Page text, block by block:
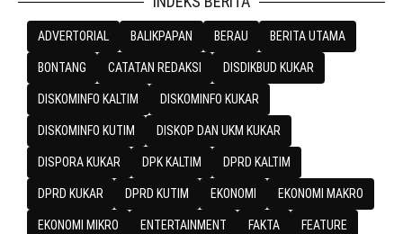
ADVERTORIAL BALIKPAPAN BERAU BERITA UTAMA
BONTANG CATATAN REDAKSI DISDIKBUD KUKAR
DISKOMINFO KALTIM DISKOMINFO KUKAR
DISKOMINFO KUTIM DISKOP DAN UKM KUKAR
DISPORA KUKAR DPK KALTIM DPRD KALTIM
DPRD KUKAR DPRD KUTIM EKONOMI EKONOMI MAKRO
EKONOMI MIKRO ENTERTAINMENT FAKTA FEATURE